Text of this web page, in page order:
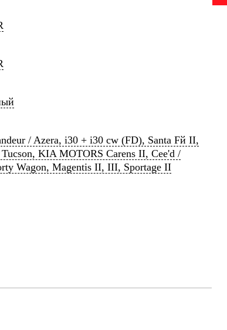
/ Azera, i30 + i30 cw (FD), Santa Fй II,
KIA MOTORS Carens II, Cee'd /
Wagon, Magentis II, III, Sportage II